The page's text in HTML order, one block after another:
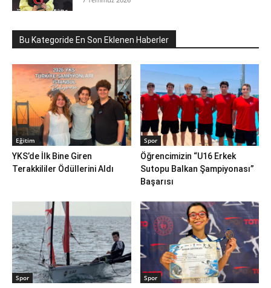
Bu Kategoride En Son Eklenen Haberler
Eğitim
YKS’de İlk Bine Giren
Terakkililer Ödüllerini Aldı
Spor
Öğrencimizin “U16 Erkek
Sutopu Balkan Şampiyonası”
Başarısı
Spor Spor